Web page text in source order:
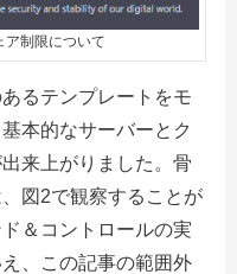
ア制限について
るテンプレートをモ
本的なサーバーとク
来上がりました。骨
図2で観察することが
＆コントロールの実
、この記事の範囲外